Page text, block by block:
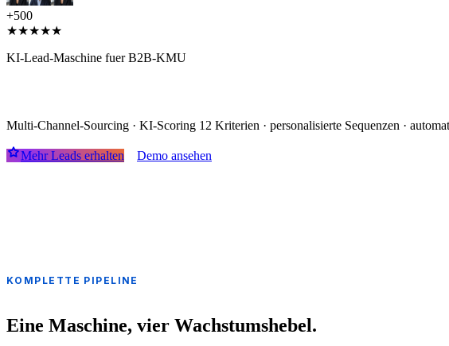
+500
★★★★★
KI-Lead-Maschine fuer B2B-KMU
Multi-Channel-Sourcing · KI-Scoring 12 Kriterien · personalisierte Sequenzen ·
Mehr Leads erhalten Demo ansehen
KOMPLETTE PIPELINE
Eine Maschine, vier Wachstumshebel.